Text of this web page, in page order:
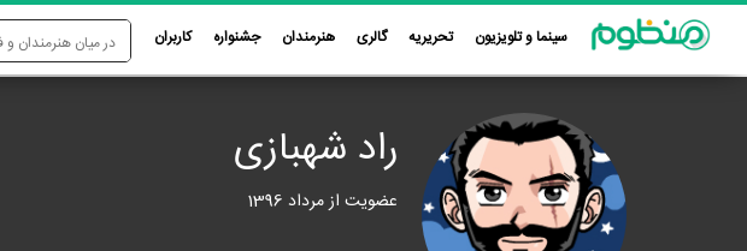
سینما و تلویزیون تحریریه گالری هنرمندان جشنواره کاربران
راد شهبازی
عضویت از مرداد 1396